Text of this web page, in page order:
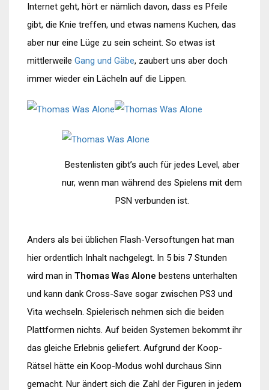
Internet geht, hört er nämlich davon, dass es Pfeile
gibt, die Knie treffen, und etwas namens Kuchen, das
aber nur eine Lüge zu sein scheint. So etwas ist
mittlerweile Gang und Gäbe, zaubert uns aber doch
immer wieder ein Lächeln auf die Lippen.
Bestenlisten gibt’s auch für jedes Level, aber
nur, wenn man während des Spielens mit dem
PSN verbunden ist.
Anders als bei üblichen Flash-Versoftungen hat man
hier ordentlich Inhalt nachgelegt. In 5 bis 7 Stunden
wird man in Thomas Was Alone bestens unterhalten
und kann dank Cross-Save sogar zwischen PS3 und
Vita wechseln. Spielerisch nehmen sich die beiden
Plattformen nichts. Auf beiden Systemen bekommt ihr
das gleiche Erlebnis geliefert. Aufgrund der Koop-
Rätsel hätte ein Koop-Modus wohl durchaus Sinn
gemacht. Nur ändert sich die Zahl der Figuren in jedem